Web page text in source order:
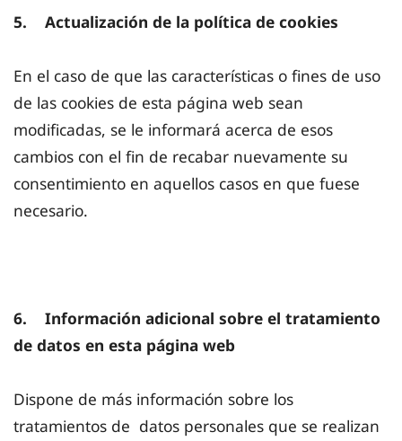
5. Actualización de la política de cookies
En el caso de que las características o fines de uso
de las cookies de esta página web sean
modificadas, se le informará acerca de esos
cambios con el fin de recabar nuevamente su
consentimiento en aquellos casos en que fuese
necesario.
6. Información adicional sobre el tratamiento
de datos en esta página web
Dispone de más información sobre los
tratamientos de datos personales que se realizan